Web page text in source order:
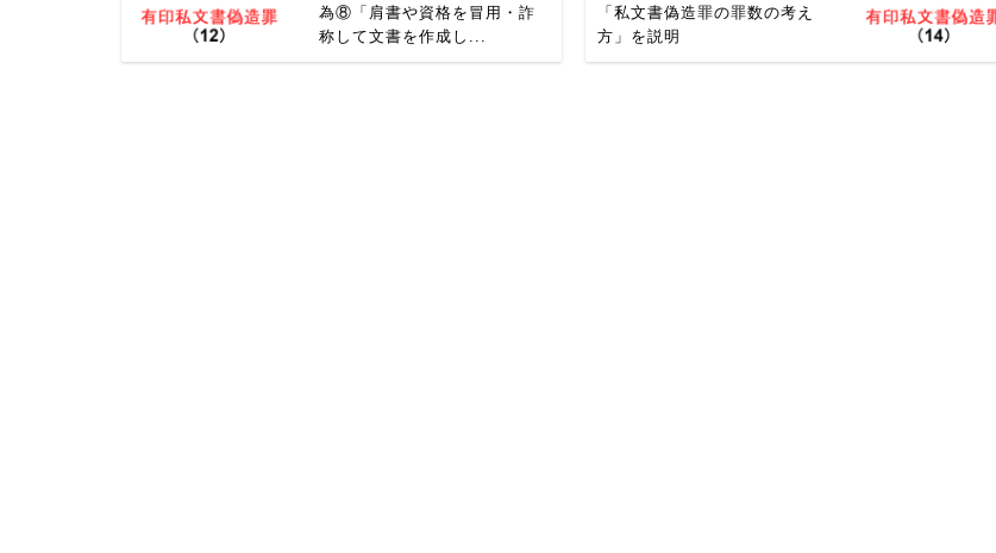
為⑧「肩書や資格を冒用・詐
称して文書を作成し...
「私文書偽造罪の罪数の考え
方」を説明